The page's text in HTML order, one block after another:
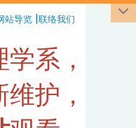
站导览 |联络我们
系，
护，